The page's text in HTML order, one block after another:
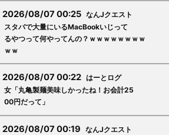
2026/08/07 00:25なんJクエスト
スタバで大量にいるMacBookいじって
るやつって何やってんの？ｗｗｗｗｗｗｗｗ
ｗｗ
2026/08/07 00:22はーとログ
女「丸亀製麺美味しかったね！お会計25
00円だって」
2026/08/07 00:19なんJクエスト